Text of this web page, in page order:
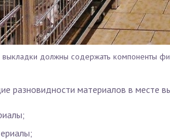
выкладки должны содержать компоненты
разновидности материалов в месте